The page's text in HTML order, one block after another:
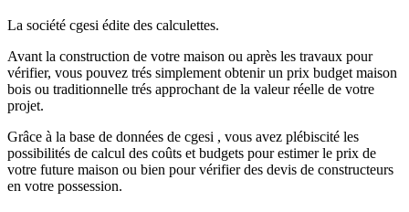
La société cgesi édite des calculettes.
Avant la construction de votre maison ou après les travaux pour
vérifier, vous pouvez trés simplement obtenir un prix budget maison
bois ou traditionnelle trés approchant de la valeur réelle de votre
projet.
Grâce à la base de données de cgesi , vous avez plébiscité les
possibilités de calcul des coûts et budgets pour estimer le prix de
votre future maison ou bien pour vérifier des devis de constructeurs
en votre possession.